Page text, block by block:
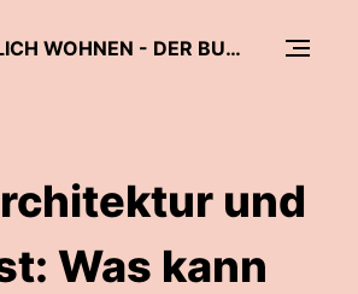
GLÜCKLICH WOHNEN - DER BUWOG PODCAST
und
Was kann